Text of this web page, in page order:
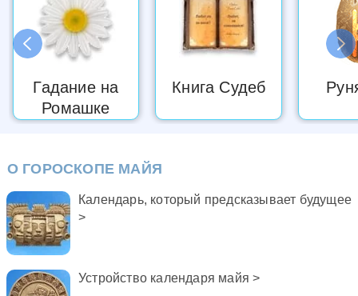
Гадание на
Ромашке
Книга Судеб
О ГОРОСКОПЕ МАЙЯ
Календарь, который предсказывает будущее
>
Устройство календаря майя >